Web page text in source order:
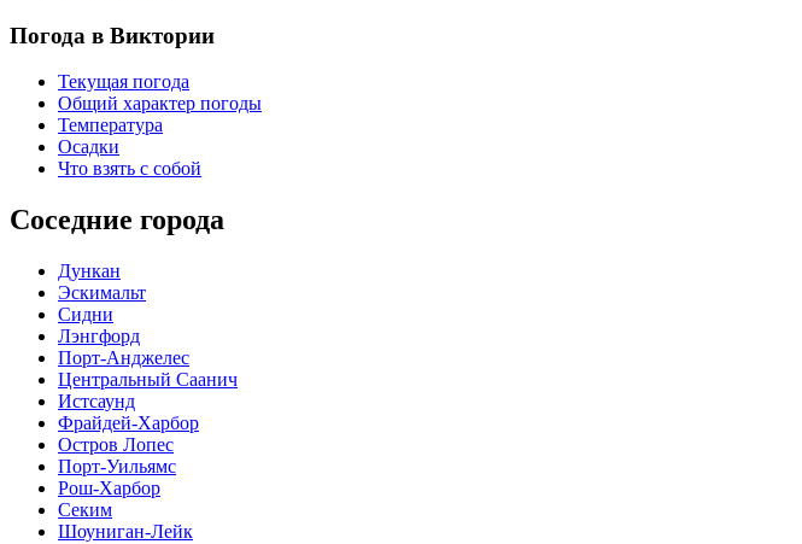
Погода в Виктории
Текущая погода
Общий характер погоды
Температура
Осадки
Что взять с собой
Соседние города
Дункан
Эскимальт
Сидни
Лэнгфорд
Порт-Анджелес
Центральный Саанич
Истсаунд
Фрайдей-Харбор
Остров Лопес
Порт-Уильямс
Рош-Харбор
Секим
Шоуниган-Лейк